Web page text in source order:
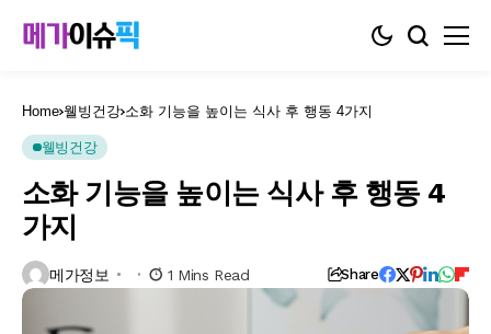
Home 웰빙건강 소화 기능을 높이는 식사 후 행동 4가지
웰빙건강
소화 기능을 높이는 식사 후 행동 4
가지
메가정보 1 Mins Read Share